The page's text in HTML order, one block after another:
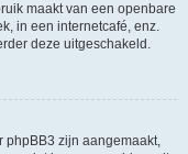
maakt van een openbare
in een internetcafé, enz.
deze uitgeschakeld.
phpBB3 zijn aangemaakt,